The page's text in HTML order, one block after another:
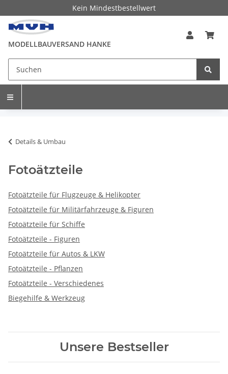
Kein Mindestbestellwert
MODELLBAUVERSAND HANKE
Details & Umbau
Fotoätzteile
Fotoätzteile für Flugzeuge & Helikopter
Fotoätzteile für Militärfahrzeuge & Figuren
Fotoätzteile für Schiffe
Fotoätzteile - Figuren
Fotoätzteile für Autos & LKW
Fotoätzteile - Pflanzen
Fotoätzteile - Verschiedenes
Biegehilfe & Werkzeug
Unsere Bestseller